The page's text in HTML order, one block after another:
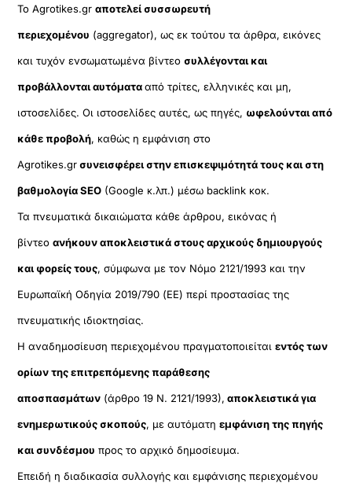
Το Agrotikes.grαποτελεί συσσωρευτή
περιεχομένου (aggregator), ως εκ τούτου τα άρθρα, εικόνες
και τυχόν ενσωματωμένα βίντεοσυλλέγονται και
προβάλλονται αυτόματααπό τρίτες, ελληνικές και μη,
ιστοσελίδες. Οι ιστοσελίδες αυτές, ως πηγές, ωφελούνται από
κάθε προβολή, καθώς η εμφάνιση στο
Agrotikes.grσυνεισφέρει στην επισκεψιμότητά τους και στη
βαθμολογία SEO (Google κ.λπ.) μέσω backlink κοκ.
Τα πνευματικά δικαιώματα κάθε άρθρου, εικόνας ή
βίντεοανήκουν αποκλειστικά στους αρχικούς δημιουργούς
και φορείς τους, σύμφωνα με τον Νόμο 2121/1993 και την
Ευρωπαϊκή Οδηγία 2019/790 (ΕΕ) περί προστασίας της
πνευματικής ιδιοκτησίας.
Η αναδημοσίευση περιεχομένου πραγματοποιείταιεντός των
ορίων της επιτρεπόμενης παράθεσης
αποσπασμάτων (άρθρο 19 Ν. 2121/1993), αποκλειστικά για
ενημερωτικούς σκοπούς, με αυτόματηεμφάνιση της πηγής
και συνδέσμου προς το αρχικό δημοσίευμα.
Επειδή η διαδικασία συλλογής και εμφάνισης περιεχομένου